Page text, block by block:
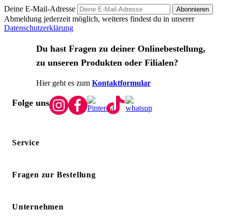
Deine E-Mail-Adresse Abonnieren
Abmeldung jederzeit möglich, weiteres findest du in unserer
Datenschutzerklärung
Du hast Fragen zu deiner Onlinebestellung,
zu unseren Produkten oder Filialen?
Hier geht es zum Kontaktformular
Folge uns
Service
Fragen zur Bestellung
Unternehmen